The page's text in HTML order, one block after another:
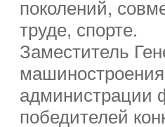
поколений,
труде, спорте.
Заместитель
администрации
победителей